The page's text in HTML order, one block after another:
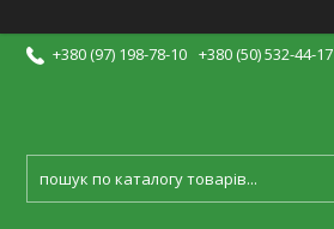
+380 (97) 198-78-10 +380 (50) 532-44-17